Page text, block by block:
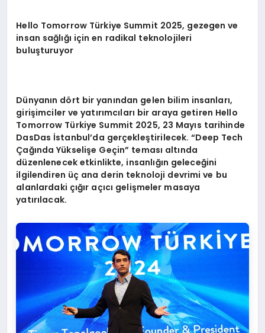
Hello Tomorrow Türkiye Summit 2025, gezegen ve
insan sağlığı için en radikal teknolojileri
buluşturuyor
Dünyanın dört bir yanından gelen bilim insanları,
girişimciler ve yatırımcıları bir araya getiren Hello
Tomorrow Türkiye Summit 2025, 23 Mayıs tarihinde
DasDas İstanbul’da gerçekleştirilecek. “Deep Tech
Çağında Yükselişe Geçin” teması altında
düzenlenecek etkinlikte, insanlığın geleceğini
ilgilendiren üç ana derin teknoloji devrimi ve bu
alanlardaki çığır açıcı gelişmeler masaya
yatırılacak.